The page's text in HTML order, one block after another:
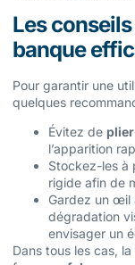
Les
banque
Pour garantir une
quelques
Évitez de
l’apparition
Stockez-les à
rigide afin de
Gardez un œil
dégradation
envisager un
Dans tous les cas,